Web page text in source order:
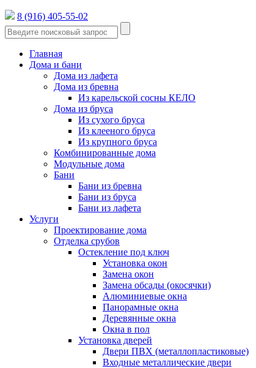
8 (916) 405-55-02
Главная
Дома и бани
Дома из лафета
Дома из бревна
Из карельской сосны КЕЛО
Дома из бруса
Из сухого бруса
Из клееного бруса
Из крупного бруса
Комбинированные дома
Модульные дома
Бани
Бани из бревна
Бани из бруса
Бани из лафета
Услуги
Проектирование дома
Отделка срубов
Остекление под ключ
Установка окон
Замена окон
Замена обсады (окосячки)
Алюминиевые окна
Панорамные окна
Деревянные окна
Окна в пол
Установка дверей
Двери ПВХ (металлопластиковые)
Входные металлические двери